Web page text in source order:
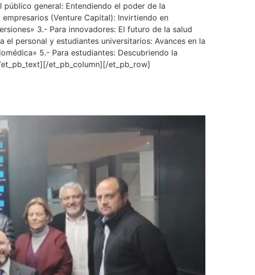
general: Entendiendo el poder de la
(Venture Capital): Invirtiendo en
3.- Para innovadores: El futuro de la salud
personal y estudiantes universitarios: Avances en la
5.- Para estudiantes: Descubriendo la
et_pb_column][/et_pb_row]